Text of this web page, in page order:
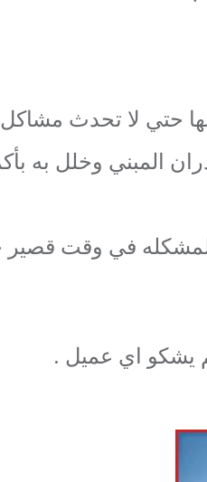
حتي لا تحدث
المبني وخلل به
في وقت قصير
يشكو اي عميل .